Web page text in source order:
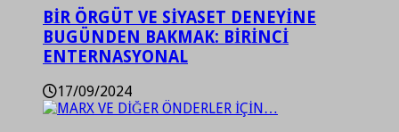
BİR ÖRGÜT VE SİYASET DENEYİNE
BUGÜNDEN BAKMAK: BİRİNCİ
ENTERNASYONAL
17/09/2024